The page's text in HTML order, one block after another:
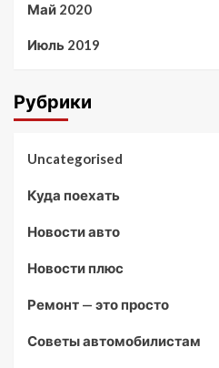
Май 2020
Июль 2019
Рубрики
Uncategorised
Куда поехать
Новости авто
Новости плюс
Ремонт — это просто
Советы автомобилистам